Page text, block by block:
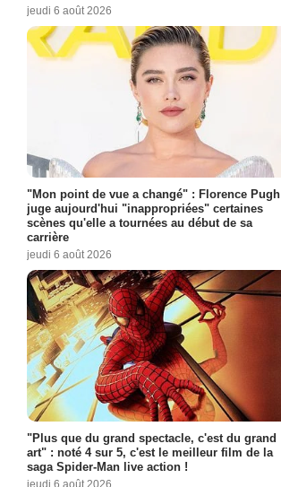
jeudi 6 août 2026
"Mon point de vue a changé" : Florence Pugh
juge aujourd'hui "inappropriées" certaines
scènes qu'elle a tournées au début de sa
carrière
jeudi 6 août 2026
"Plus que du grand spectacle, c'est du grand
art" : noté 4 sur 5, c'est le meilleur film de la
saga Spider-Man live action !
jeudi 6 août 2026